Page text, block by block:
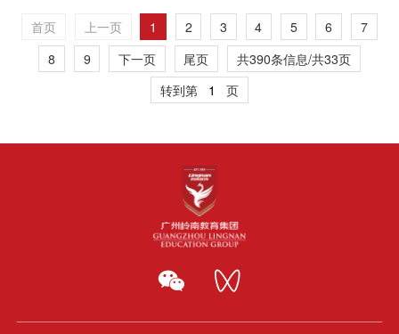
育慈善基金会开展专题调研。广
州岭南教育集团创始人、广东省
妇女儿童基金会副理事长、广东
省岭南教育慈善基金会荣誉会长
贺惠芬，广东岭南现代技师学院
达等领导热情接待并陪同参访。
金会理事罗敏等领导带队到访中
国华南职业教育集团。中国华南
职业教育集团执行董事及总裁、
广州岭南教育集团联合创始人、
广东岭南现代技师学院董事长贺
围绕青少年发展、公益教育、大
首页 上一页 1 2 3 4 5 6
7
8
9 下一页 尾页
共390条信息/共33页
转到第
页